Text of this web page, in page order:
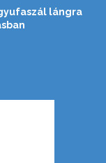
lángra